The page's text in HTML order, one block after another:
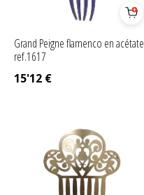
Grand Peigne flamenco en acétate
ref.1617
15'12 €